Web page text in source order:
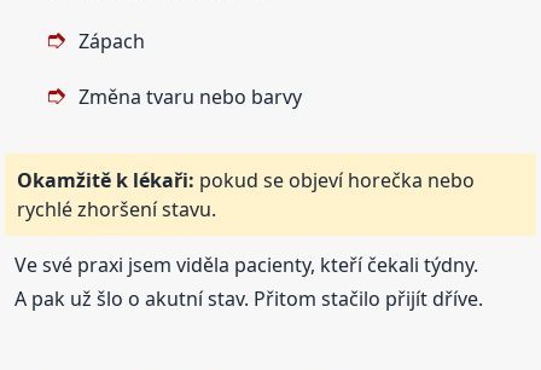
Zápach
Změna tvaru nebo barvy
Okamžitě k lékaři: pokud se objeví horečka nebo
rychlé zhoršení stavu.
Ve své praxi jsem viděla pacienty, kteří čekali týdny.
A pak už šlo o akutní stav. Přitom stačilo přijít dříve.